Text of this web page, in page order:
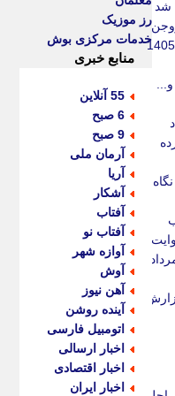
و لردگان امروز جمعه 16 مرداد 1405
ایران پس از جنگ (15 مرداد
رز موزیک
خدمات مرکزی بوش
منابع خبری
55 آنلاین
6 صبح
9 صبح
آرمان ملی
آریا
آشکار
آفتاب
آفتاب نو
آوازه شهر
آوش
آهن نیوز
آینده روشن
اتومبیل فارسی
اخبار ارسالی
اخبار اقتصادی
اخبار ایران